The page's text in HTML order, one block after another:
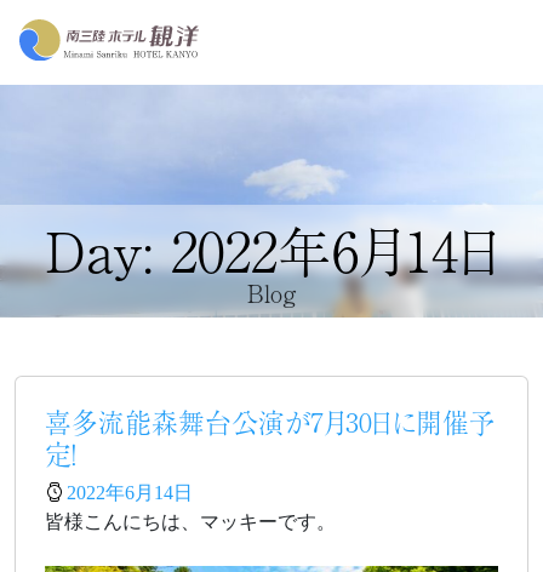
Day: 2022年6月14日
Blog
喜多流能森舞台公演が7月30日に開催予
定！
2022年6月14日
皆様こんにちは、マッキーです。